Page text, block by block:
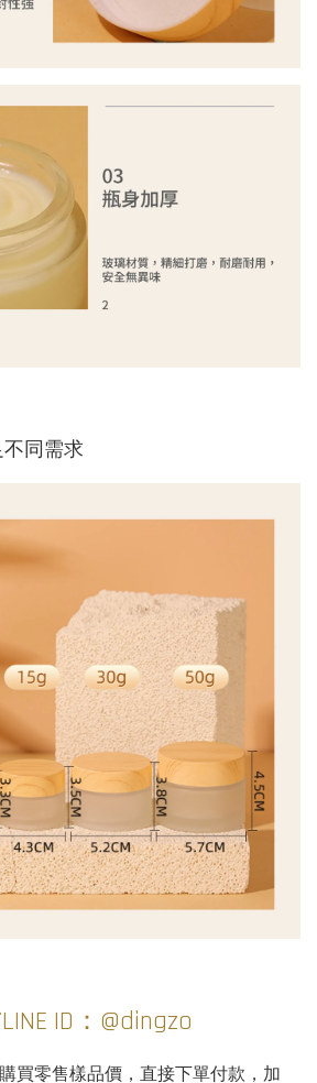
同需求
ID：@dingzo
買零售樣品價，直接下單付款，加